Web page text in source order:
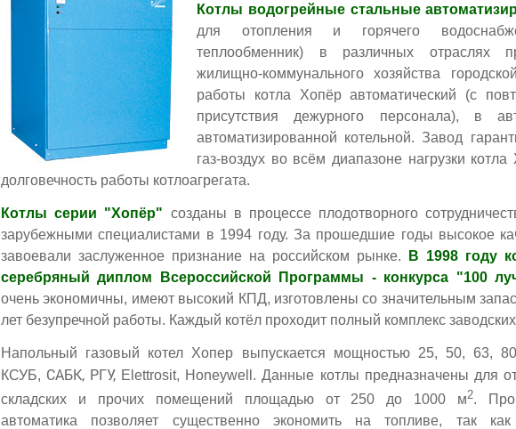
Котлы водогрейные стальные
для отопления и горячего
теплообменник) в различных отраслях
жилищно-коммунального хозяйства
работы котла Хопёр автоматический (с
присутствия дежурного персонала), в
автоматизированной котельной. Завод
газ-воздух во всём диапазоне нагрузки
долговечность работы котлоагрегата.
Котлы серии "Хопёр" созданы в процессе плодотворного
зарубежными специалистами в 1994 году. За прошедшие годы высокое
завоевали заслуженное признание на российском рынке.
В 1998 году
серебряный диплом Всероссийской Программы - конкурса "100
очень экономичны, имеют высокий КПД, изготовлены со значительным
лет безупречной работы. Каждый котёл проходит полный комплекс
Напольный газовый котел Хопер выпускается мощностью 25, 50, 63,
КСУБ, САБК, РГУ, Elettrosit, Honeywell. Данные котлы предназначены для
складских и прочих помещений площадью от 250 до 1000 м2.
автоматика позволяет существенно экономить на топливе, так